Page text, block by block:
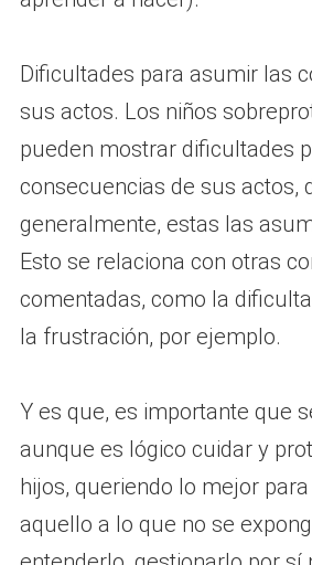
Dificultades para asumir las
sus actos. Los niños
pueden mostrar dificultades
consecuencias de sus actos,
generalmente, estas las
Esto se relaciona con otras
comentadas, como la
la frustración, por ejemplo.
Y es que, es importante que
aunque es lógico cuidar y
hijos, queriendo lo mejor
aquello a lo que no se